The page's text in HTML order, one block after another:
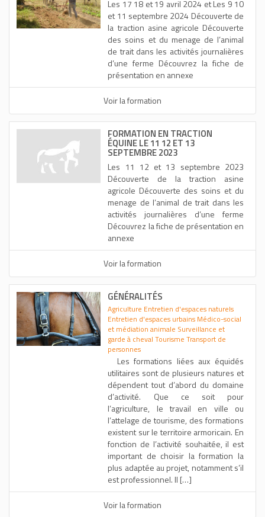
Les 17 18 et 19 avril 2024 et Les 9 10
et 11 septembre 2024 Découverte de
la traction asine agricole Découverte
des soins et du menage de l’animal
de trait dans les activités journalières
d’une ferme Découvrez la fiche de
présentation en annexe
Voir la formation
FORMATION EN TRACTION
ÉQUINE LE 11 12 ET 13
SEPTEMBRE 2023
Les 11 12 et 13 septembre 2023
Découverte de la traction asine
agricole Découverte des soins et du
menage de l’animal de trait dans les
activités journalières d’une ferme
Découvrez la fiche de présentation en
annexe
Voir la formation
GÉNÉRALITÉS
Agriculture Entretien d'espaces naturels
Entretien d'espaces urbains Médico-social
et médiation animale Surveillance et
garde à cheval Tourisme Transport de
personnes
Les formations liées aux équidés
utilitaires sont de plusieurs natures et
dépendent tout d’abord du domaine
d’activité. Que ce soit pour
l’agriculture, le travail en ville ou
l’attelage de tourisme, des formations
existent sur le territoire armoricain. En
fonction de l’activité souhaitée, il est
important de choisir la formation la
plus adaptée au projet, notamment s’il
est professionnel. Il […]
Voir la formation